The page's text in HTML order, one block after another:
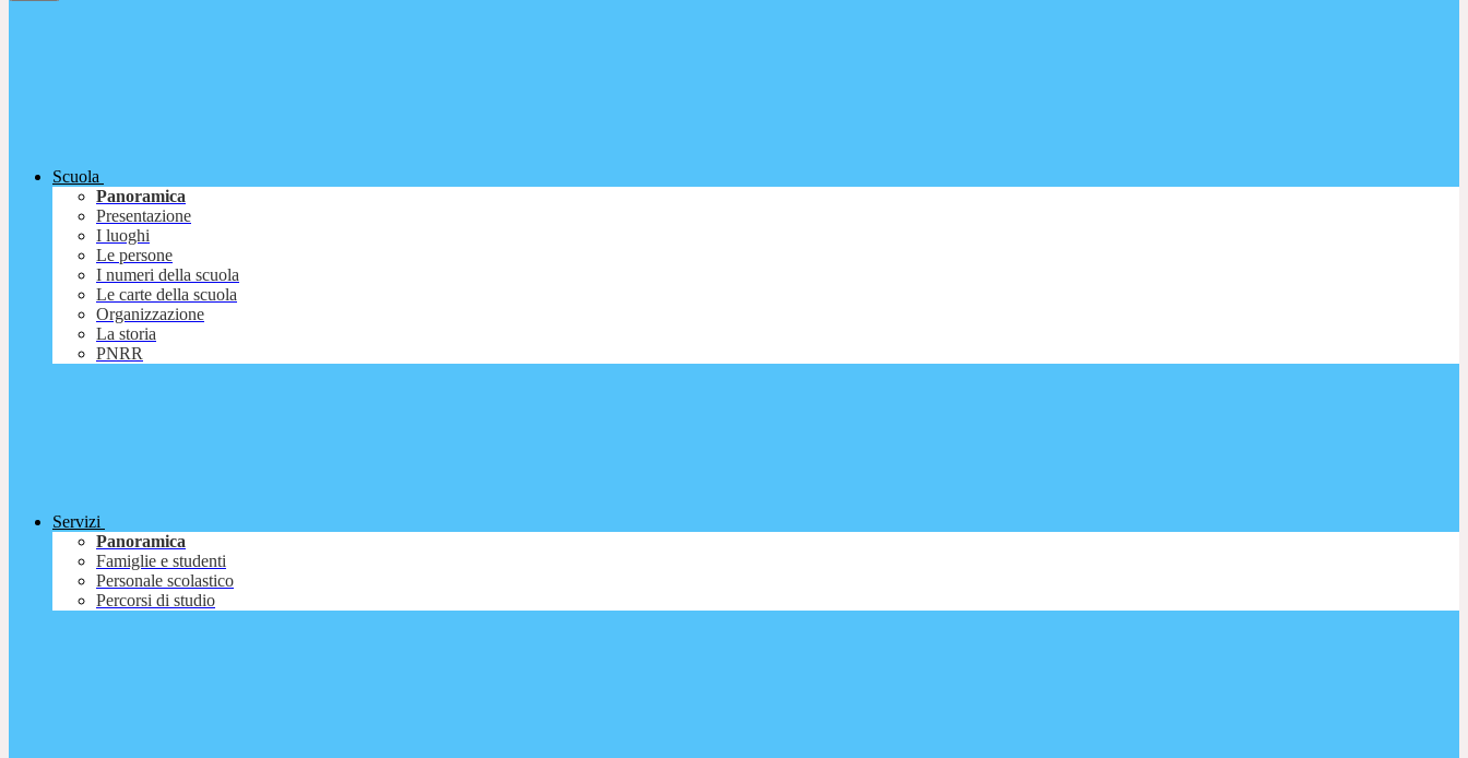
Scuola
Panoramica
Presentazione
I luoghi
Le persone
I numeri della scuola
Le carte della scuola
Organizzazione
La storia
PNRR
Servizi
Panoramica
Famiglie e studenti
Personale scolastico
Percorsi di studio